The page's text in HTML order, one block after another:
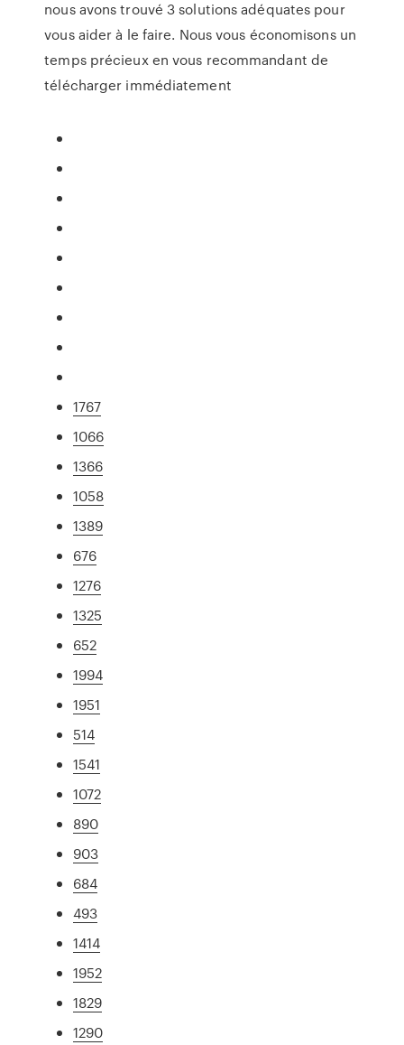
nous avons trouvé 3 solutions adéquates pour
vous aider à le faire. Nous vous économisons un
temps précieux en vous recommandant de
télécharger immédiatement
1767
1066
1366
1058
1389
676
1276
1325
652
1994
1951
514
1541
1072
890
903
684
493
1414
1952
1829
1290